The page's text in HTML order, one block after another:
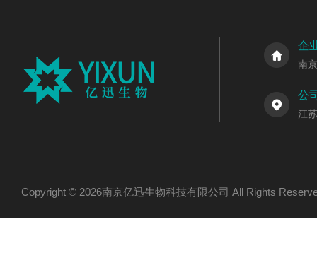
企
南
公
江
Copyright © 2026南京亿迅生物科技有限公司 All Rights